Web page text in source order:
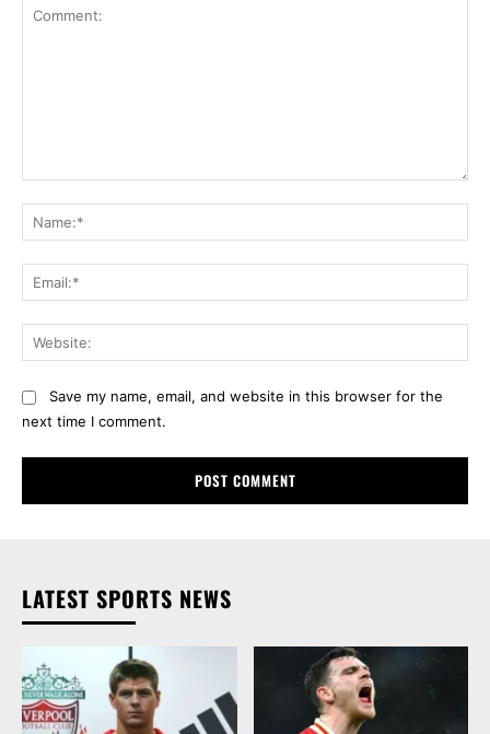
Save my name, email, and website in this browser for the
next time I comment.
LATEST SPORTS NEWS